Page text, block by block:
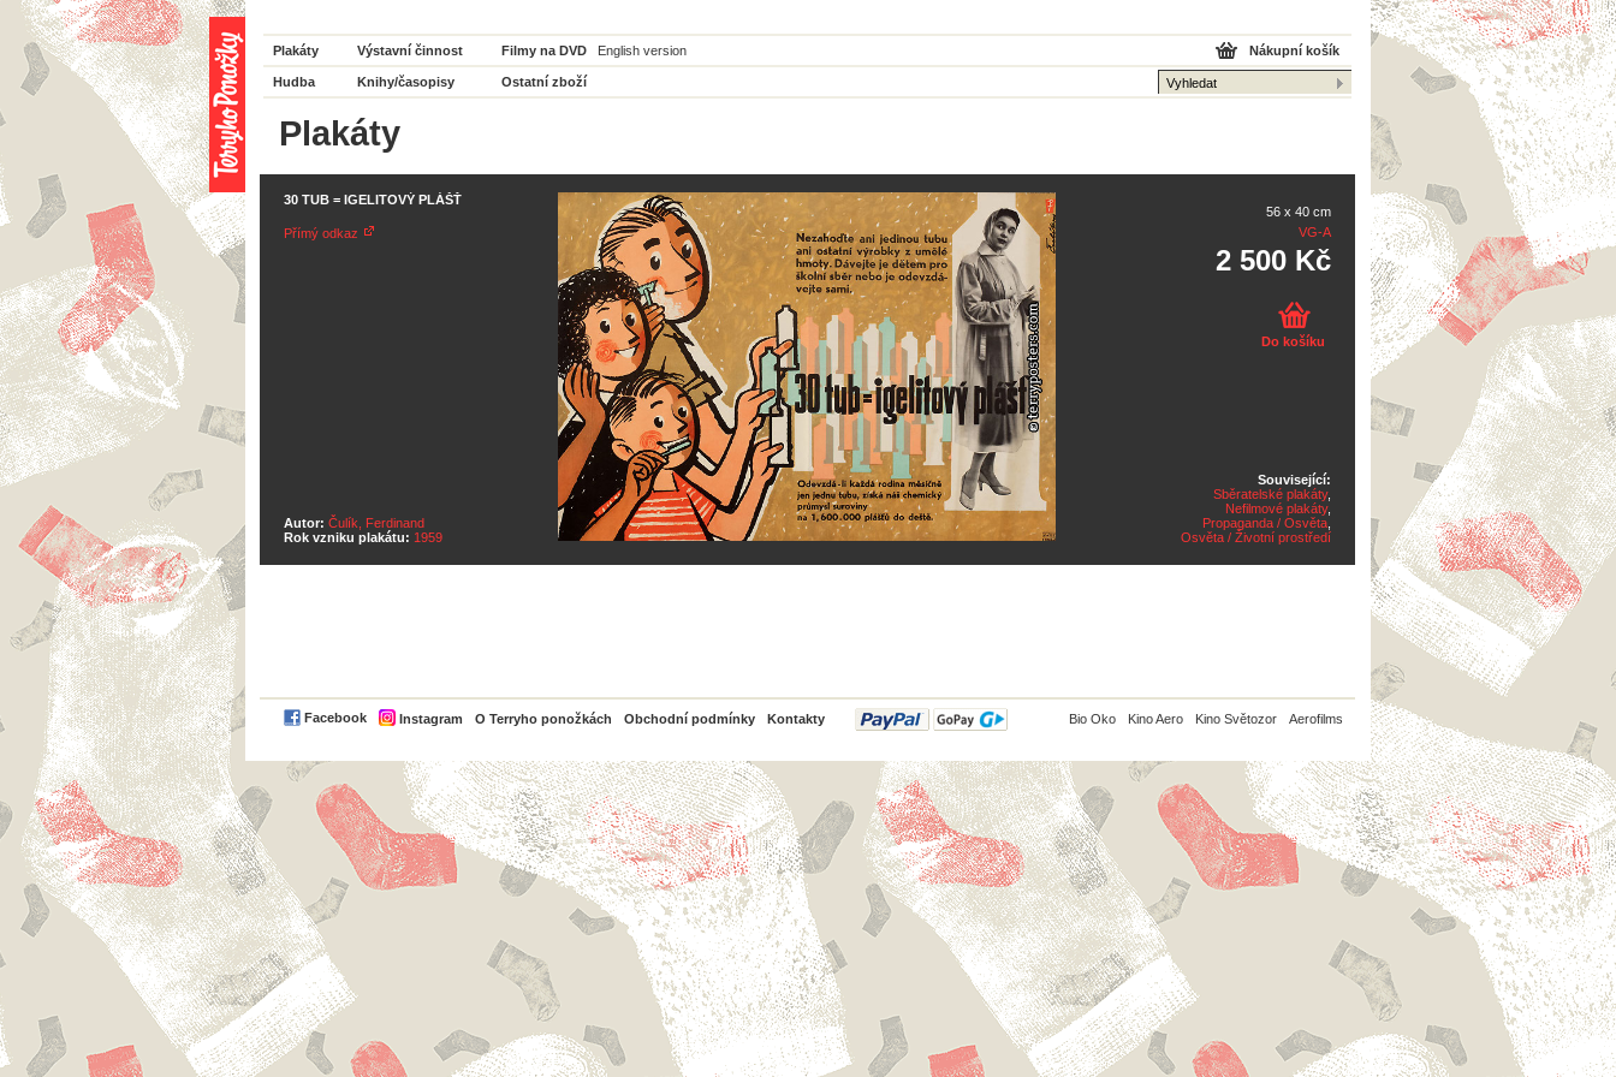
Plakáty Výstavní činnost Filmy na DVD English version
Hudba Knihy/časopisy Ostatní zboží
Nákupní košík
Plakáty
30 TUB = IGELITOVÝ PLÁŠŤ
Přímý odkaz
Autor: Čulík, Ferdinand
Rok vzniku plakátu: 1959
56 x 40 cm
VG-A
2 500 Kč
Do košíku
Související:
Sběratelské plakáty,
Nefilmové plakáty,
Propaganda / Osvěta
Osvěta / Životní prostředí
Facebook Instagram O Terryho ponožkách Obchodní podmínky Kontakty
PayPal Bio Oko Kino Aero Kino Světozor Aerofilms